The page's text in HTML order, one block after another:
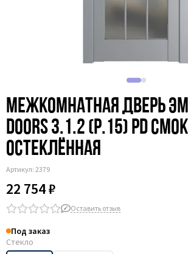
Межкомнатная дверь
Doors 3.1.2 (р.15) PD
остеклённая
Артикул: 2379
22 754 ₽
Оставить отзыв
Под заказ
Стекло